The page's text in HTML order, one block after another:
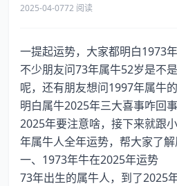
2025-04-0772 阅读
一提起运势，大家都明白1973年牛在2025年运势，有
不少朋友问73年属牛52岁是不
呢，还有朋友想问1997年属牛
明白属牛2025年三大喜事咋回
2025年要注意啥，接下来就跟
年属牛人全年运势，帮大家了解
一、1973年牛在2025年运势
73年出生的属牛人，到了2025